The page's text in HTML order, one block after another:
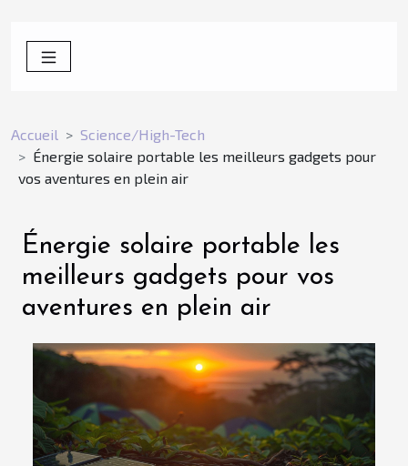
Accueil
Science/High-Tech
Énergie solaire portable les meilleurs gadgets pour
vos aventures en plein air
Énergie solaire portable les
meilleurs gadgets pour vos
aventures en plein air